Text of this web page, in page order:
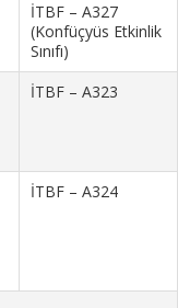
İTBF – A327
(Konfüçyüs Etkinlik
Sınıfı)
İTBF – A323
İTBF – A324